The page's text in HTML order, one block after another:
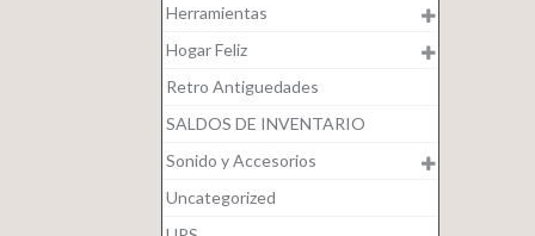
Herramientas
Hogar Feliz
Retro Antiguedades
SALDOS DE INVENTARIO
Sonido y Accesorios
Uncategorized